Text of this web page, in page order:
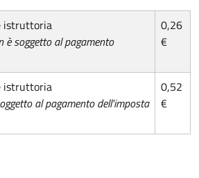
istruttoria
è soggetto al pagamento
0,26
€
istruttoria
al pagamento dell'imposta
0,52
€